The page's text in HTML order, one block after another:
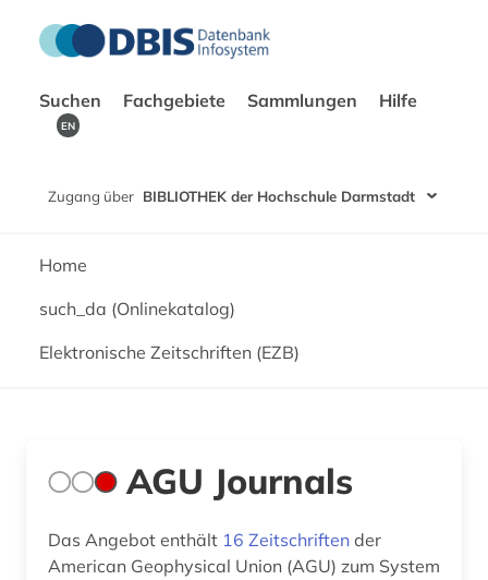
Suchen Fachgebiete Sammlungen Hilfe
EN
Zugang über BIBLIOTHEK der Hochschule Darmstadt
Home
such_da (Onlinekatalog)
Elektronische Zeitschriften (EZB)
AGU Journals
Das Angebot enthält 16 Zeitschriften der
American Geophysical Union (AGU) zum System